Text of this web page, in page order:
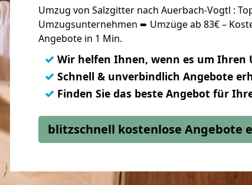
Umzug von Salzgitter nach Auerbach-Vogtl :
Umzugsunternehmen ➨ Umzüge ab 83€ –
Angebote in 1 Min.
✓ Wir helfen Ihnen, wenn es um Ihren
✓ Schnell & unverbindlich Angebote
✓ Finden Sie das beste Angebot für
blitzschnell kostenlose Angebote